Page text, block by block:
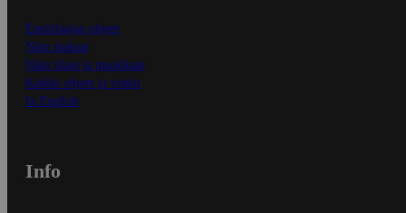
Ensitilaajan ohjeet
Näin maksat
Näin tilaat ja muokkaat
Kaikki ohjeet ja vinkit
In English
Info